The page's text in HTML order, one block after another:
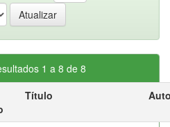
1 a 8 de 8
Título